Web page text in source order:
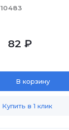
10483
82 ₽
В корзину
Купить в 1 клик